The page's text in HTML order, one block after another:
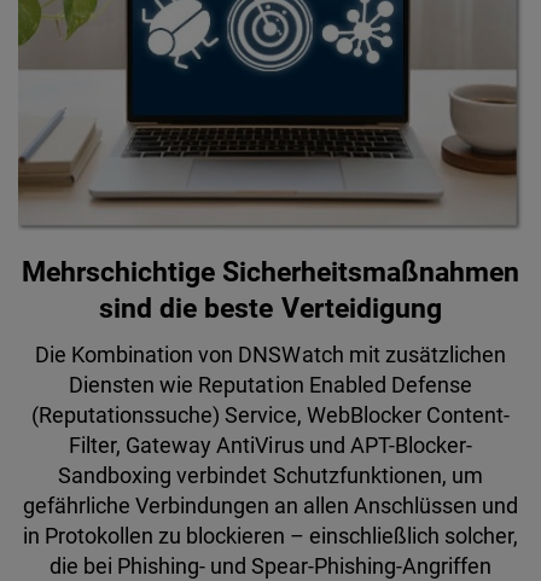
Mehrschichtige Sicherheitsmaßnahmen
sind die beste Verteidigung
Die Kombination von DNSWatch mit zusätzlichen
Diensten wie Reputation Enabled Defense
(Reputationssuche) Service, WebBlocker Content-
Filter, Gateway AntiVirus und APT-Blocker-
Sandboxing verbindet Schutzfunktionen, um
gefährliche Verbindungen an allen Anschlüssen und
in Protokollen zu blockieren – einschließlich solcher,
die bei Phishing- und Spear-Phishing-Angriffen